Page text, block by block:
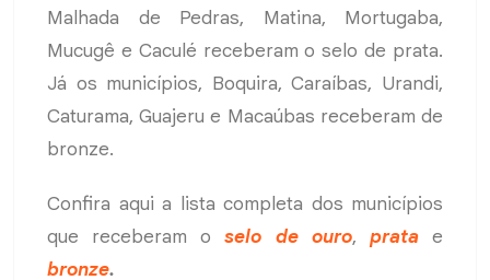
Malhada de Pedras, Matina, Mortugaba,
Mucugê e Caculé receberam o selo de prata.
Já os municípios, Boquira, Caraíbas, Urandi,
Caturama, Guajeru e Macaúbas receberam de
bronze.
Confira aqui a lista completa dos municípios
que receberam oselo de ouro, pratae
bronze.